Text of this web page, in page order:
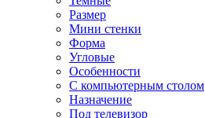
Размер
Мини стенки
Форма
Угловые
Особенности
С компьютерным столом
Назначение
Под телевизор